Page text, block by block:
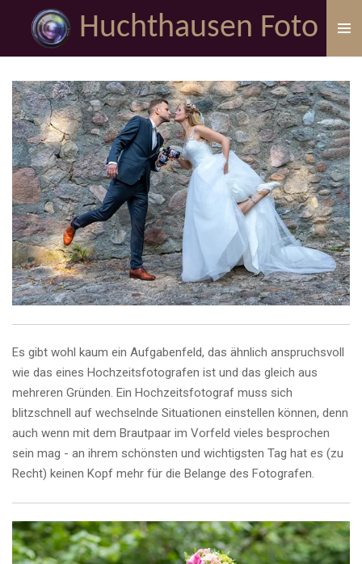
Hauptinhalt
springen
Huchthausen Foto
Es gibt wohl kaum ein Aufgabenfeld, das ähnlich anspruchsvoll
wie das eines Hochzeitsfotografen ist und das gleich aus
mehreren Gründen. Ein Hochzeitsfotograf muss sich
blitzschnell auf wechselnde Situationen einstellen können, denn
auch wenn mit dem Brautpaar im Vorfeld vieles besprochen
sein mag - an ihrem schönsten und wichtigsten Tag hat es (zu
Recht) keinen Kopf mehr für die Belange des Fotografen.